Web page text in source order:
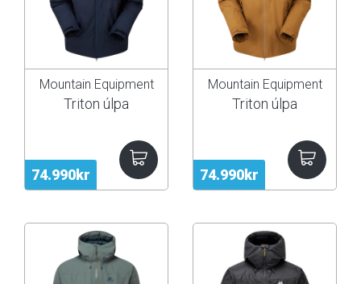
74.990kr
Mountain Equipment
Triton úlpa
74.990kr
Mountain Equipment
Triton úlpa